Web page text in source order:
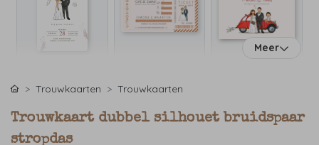
Meer
Trouwkaarten Trouwkaarten
Trouwkaart dubbel silhouet bruidspaar
stropdas